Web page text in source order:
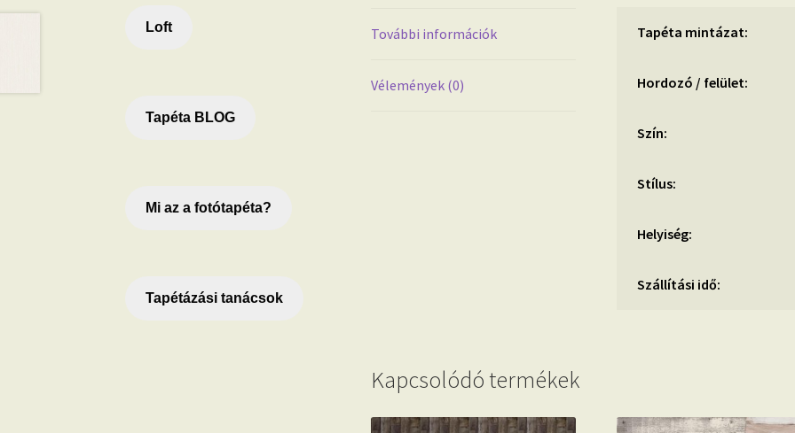
További információk
Vélemények (0)
Tapéta mintázat:
Hordozó / felület:
Szín:
Stílus:
Helyiség:
Szállítási idő:
Kapcsolódó termékek
Loft
Tapéta BLOG
Mi az a fotótapéta?
Tapétázási tanácsok